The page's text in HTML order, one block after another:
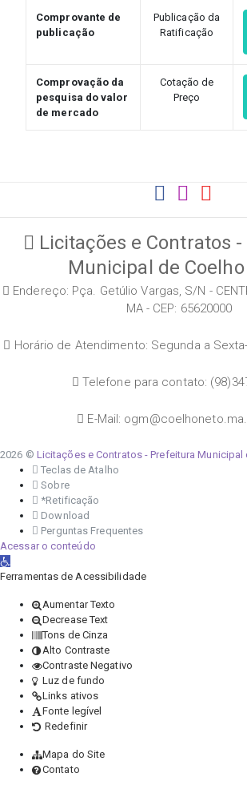
Comprovante de
publicação
Publicação da
Ratificação
Comprovação da
pesquisa do valor
de mercado
Cotação de
Preço
Licitações e Contratos
Municipal de
Endereço: Pça. Getúlio Vargas, S/N -
MA - CEP: 65620000
Horário de Atendimento: Segunda a
Telefone para contato:
E-Mail:
2026 © Licitações e Contratos - Prefeitura Municipal
Teclas de Atalho
Sobre
*Retificação
Download
Perguntas Frequentes
Acessar o conteúdo
Abrir a barra de ferramentas
Ferramentas de Acessibilidade
Aumentar Texto
Decrease Text
Tons de Cinza
Alto Contraste
Contraste Negativo
Luz de fundo
Links ativos
Fonte legível
Redefinir
Mapa do Site
Contato